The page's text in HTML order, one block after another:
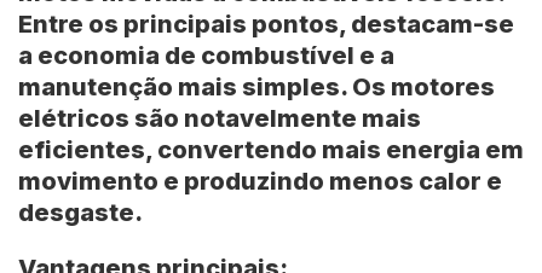
Entre os principais pontos, destacam-se
a economia de combustível e a
manutenção mais simples. Os motores
elétricos são notavelmente mais
eficientes, convertendo mais energia em
movimento e produzindo menos calor e
desgaste.